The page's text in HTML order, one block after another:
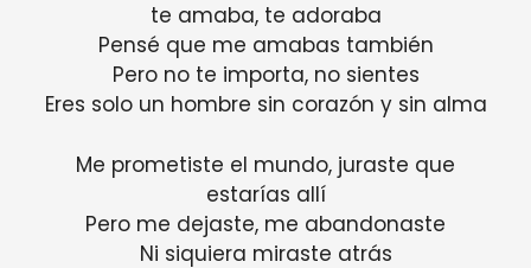
te amaba, te adoraba
Pensé que me amabas también
Pero no te importa, no sientes
Eres solo un hombre sin corazón y sin alma
Me prometiste el mundo, juraste que
estarías allí
Pero me dejaste, me abandonaste
Ni siquiera miraste atrás